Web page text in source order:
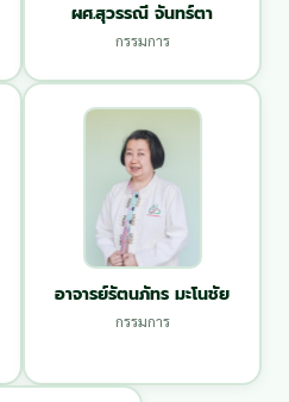
ผศ.สุวรรณี จันทร์ตา
กรรมการ
อาจารย์รัตนภัทร มะโนชัย
กรรมการ